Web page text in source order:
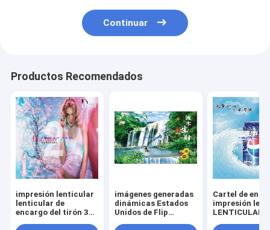
Continuar
Productos Recomendados
impresión lenticular
lenticular de
encargo del tirón 3d
imágenes generadas
dinámicas Estados
Unidos de Flip
Cartel de
impresión
LENTICULAR